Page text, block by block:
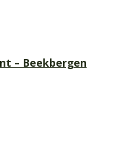
– Beekbergen